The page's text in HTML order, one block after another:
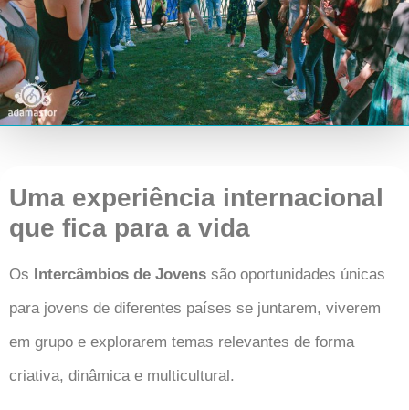
Uma experiência internacional
que fica para a vida
Os Intercâmbios de Jovens são oportunidades únicas
para jovens de diferentes países se juntarem, viverem
em grupo e explorarem temas relevantes de forma
criativa, dinâmica e multicultural.